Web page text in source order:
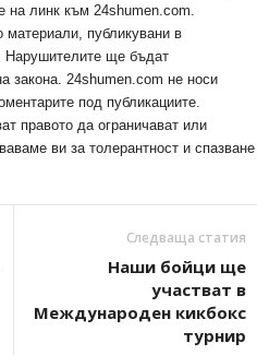
на линк към 24shumen.com.
материали, публикувани в
Нарушителите ще бъдат
закона. 24shumen.com не носи
под публикациите.
правото да ограничават или
ви за толерантност и спазване
Следваща статия
Наши бойци ще
участват в
Международен кикбокс
турнир